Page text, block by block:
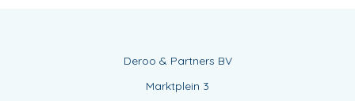
Deroo & Partners BV
Marktplein 3